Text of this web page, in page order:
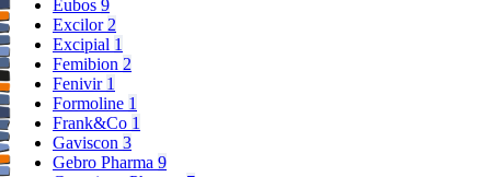
Eubos 9
Excilor 2
Excipial 1
Femibion 2
Fenivir 1
Formoline 1
Frank&Co 1
Gaviscon 3
Gebro Pharma 9